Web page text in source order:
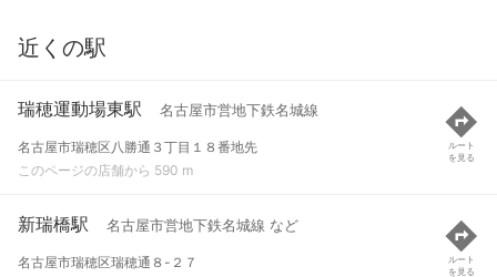
近くの駅
瑞穂運動場東駅 名古屋市営地下鉄名城線
名古屋市瑞穂区八勝通３丁目１８番地先
このページの店舗から 590 m
ルート
を見る
新瑞橋駅 名古屋市営地下鉄名城線 など
名古屋市瑞穂区瑞穂通８-２７
ルート
を見る